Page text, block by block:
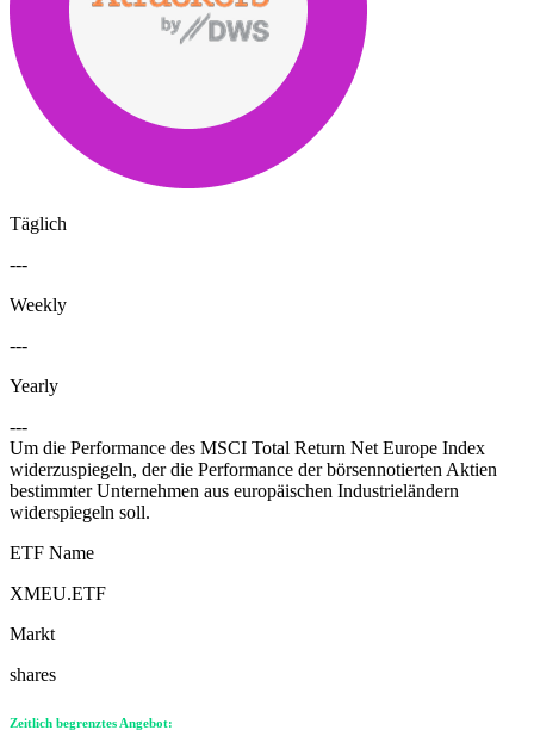
Täglich
---
Weekly
---
Yearly
---
Um die Performance des MSCI Total Return Net Europe Index
widerzuspiegeln, der die Performance der börsennotierten Aktien
bestimmter Unternehmen aus europäischen Industrieländern
widerspiegeln soll.
ETF Name
XMEU.ETF
Markt
shares
Zeitlich begrenztes Angebot: